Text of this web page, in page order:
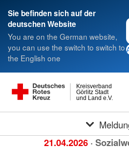
Sie befinden sich auf der
deutschen Website
You are on the German website,
you can use the switch to switch to
the English one
und Land e.V.
Görlitz Stadt
Kreisverband
21.04.2026 ·